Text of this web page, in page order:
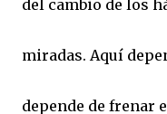
del cambio de los
miradas. Aquí
depende de frenar